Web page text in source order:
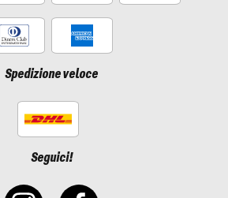
Spedizione veloce
Seguici!